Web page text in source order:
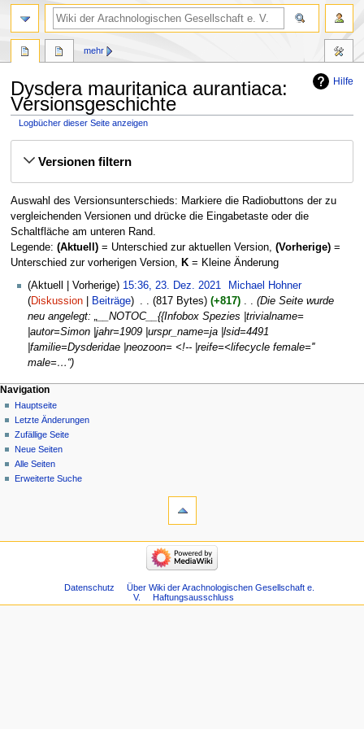
Hilfe
Dysdera mauritanica aurantiaca:
Versionsgeschichte
Logbücher dieser Seite anzeigen
Navigation
SucheVersionen filtern
Auswahl des Versionsunterschieds: Markiere die Radiobuttons der zu
vergleichenden Versionen und drücke die Eingabetaste oder die
Schaltfläche am unteren Rand.
Legende: (Aktuell)= Unterschied zur aktuellen Version, (Vorherige)=
Unterschied zur vorherigen Version, K= Kleine Änderung
23.
Dezember
2021
Aktuell Vorherige 15:36, 23. Dez. 2021
Michael Hohner
Diskussion
Beiträge 817 Bytes +817 ‎
Die Seite wurde
neu angelegt: „__NOTOC__{{Infobox Spezies |trivialname=
|autor=Simon |jahr=1909 |urspr_name=ja |lsid=4491
|familie=Dysderidae |neozoon= <!-- |reife=<lifecycle female=''
male=…“
mehr
Navigation
Hauptseite
Letzte Änderungen
Zufällige Seite
Neue Seiten
Alle Seiten
Erweiterte Suche
Datenschutz
Über Wiki der Arachnologischen Gesellschaft e.
V.
Haftungsausschluss